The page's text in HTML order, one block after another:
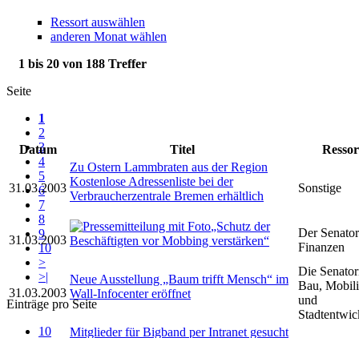
Ressort auswählen
anderen Monat wählen
1 bis 20 von 188 Treffer
Seite
1
2
3
4
5
6
7
8
9
10
>
>|
Einträge pro Seite
10
Datum Titel
31.03.2003
Zu Ostern Lammbraten aus der Region
Kostenlose Adressenliste bei der
Verbraucherzentrale Bremen erhältlich
Sonstige
31.03.2003
„Schutz der
Beschäftigten vor Mobbing verstärken“
Der
Finanzen
31.03.2003
Neue Ausstellung „Baum trifft Mensch“ im
Wall-Infocenter eröffnet
Die
Bau,
und
Mitglieder für Bigband per Intranet gesucht